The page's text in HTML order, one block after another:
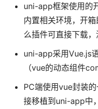
uni-app框架使用的
内置相关环境，开
么插件可直接下载，
uni-app采用Vue.js
（vue的动态组件
PC端使用vue封装
接移植到uni-app中